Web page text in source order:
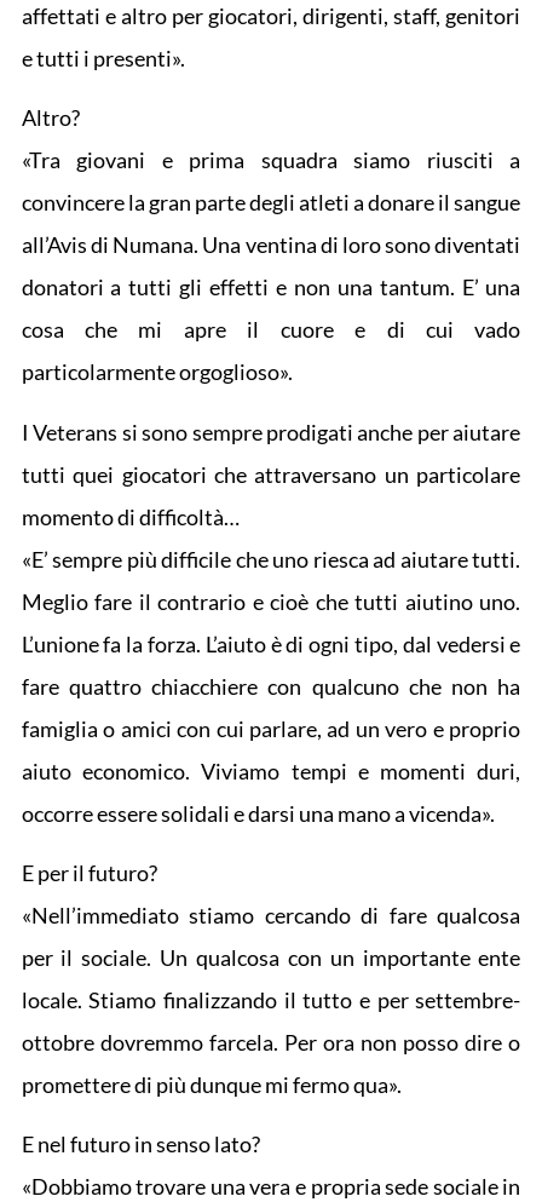
affettati e altro per giocatori, dirigenti, staff, genitori
e tutti i presenti».
Altro?
«Tra giovani e prima squadra siamo riusciti a
convincere la gran parte degli atleti a donare il sangue
all’Avis di Numana. Una ventina di loro sono diventati
donatori a tutti gli effetti e non una tantum. E’ una
cosa che mi apre il cuore e di cui vado
particolarmente orgoglioso».
I Veterans si sono sempre prodigati anche per aiutare
tutti quei giocatori che attraversano un particolare
momento di difficoltà…
«E’ sempre più difficile che uno riesca ad aiutare tutti.
Meglio fare il contrario e cioè che tutti aiutino uno.
L’unione fa la forza. L’aiuto è di ogni tipo, dal vedersi e
fare quattro chiacchiere con qualcuno che non ha
famiglia o amici con cui parlare, ad un vero e proprio
aiuto economico. Viviamo tempi e momenti duri,
occorre essere solidali e darsi una mano a vicenda».
E per il futuro?
«Nell’immediato stiamo cercando di fare qualcosa
per il sociale. Un qualcosa con un importante ente
locale. Stiamo finalizzando il tutto e per settembre-
ottobre dovremmo farcela. Per ora non posso dire o
promettere di più dunque mi fermo qua».
E nel futuro in senso lato?
«Dobbiamo trovare una vera e propria sede sociale in